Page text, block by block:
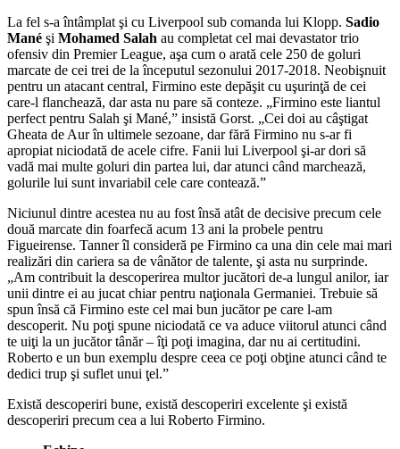
La fel s-a întâmplat şi cu Liverpool sub comanda lui Klopp. Sadio
Mané şi Mohamed Salah au completat cel mai devastator trio
ofensiv din Premier League, aşa cum o arată cele 250 de goluri
marcate de cei trei de la începutul sezonului 2017-2018. Neobişnuit
pentru un atacant central, Firmino este depăşit cu uşurinţă de cei
care-l flanchează, dar asta nu pare să conteze. „Firmino este liantul
perfect pentru Salah şi Mané,” insistă Gorst. „Cei doi au câştigat
Gheata de Aur în ultimele sezoane, dar fără Firmino nu s-ar fi
apropiat niciodată de acele cifre. Fanii lui Liverpool şi-ar dori să
vadă mai multe goluri din partea lui, dar atunci când marchează,
golurile lui sunt invariabil cele care contează.”
Niciunul dintre acestea nu au fost însă atât de decisive precum cele
două marcate din foarfecă acum 13 ani la probele pentru
Figueirense. Tanner îl consideră pe Firmino ca una din cele mai mari
realizări din cariera sa de vânător de talente, şi asta nu surprinde.
„Am contribuit la descoperirea multor jucători de-a lungul anilor, iar
unii dintre ei au jucat chiar pentru naţionala Germaniei. Trebuie să
spun însă că Firmino este cel mai bun jucător pe care l-am
descoperit. Nu poţi spune niciodată ce va aduce viitorul atunci când
te uiţi la un jucător tânăr – îţi poţi imagina, dar nu ai certitudini.
Roberto e un bun exemplu despre ceea ce poţi obţine atunci când te
dedici trup şi suflet unui ţel.”
Există descoperiri bune, există descoperiri excelente şi există
descoperiri precum cea a lui Roberto Firmino.